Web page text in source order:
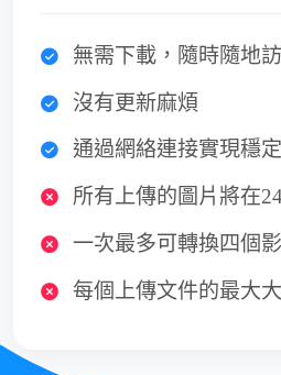
無需下載，隨時隨地
沒有更新麻煩
通過網絡連接實現穩
所有上傳的圖片將在
一次最多可轉換四個
每個上傳文件的最大